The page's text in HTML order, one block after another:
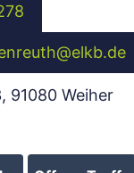
@elkb.de
, 91080 Weiher